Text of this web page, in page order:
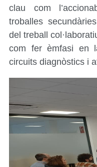
clau com
troballes
del treball
com fer èmfasi en
circuits diagnòstics i